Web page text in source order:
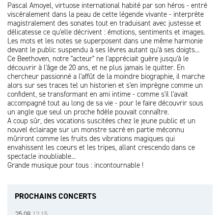
Pascal Amoyel, virtuose international habité par son héros - entré
viscéralement dans la peau de cette légende vivante - interprète
magistralement des sonates tout en traduisant avec justesse et
délicatesse ce qu'elle décrivent : émotions, sentiments et images.
Les mots et les notes se superposent dans une même harmonie
devant le public suspendu à ses lèvres autant qu'à ses doigts...
Ce Beethoven, notre "acteur" ne l'appréciait guère jusqu'à le
découvrir à l'âge de 20 ans, et ne plus jamais le quitter. En
chercheur passionné a l'affût de la moindre biographie, il marche
alors sur ses traces tel un historien et s'en imprègne comme un
confident, se transformant en ami intime - comme s'il l'avait
accompagné tout au long de sa vie - pour le faire découvrir sous
un angle que seul un proche fidèle pouvait connaître.
A coup sûr, des vocations suscitées chez le jeune public et un
nouvel éclairage sur un monstre sacré en partie méconnu
mûriront comme les fruits des vibrations magiques qui
envahissent les coeurs et les tripes, allant crescendo dans ce
spectacle inoubliable...
Grande musique pour tous : incontournable !
PROCHAINS CONCERTS